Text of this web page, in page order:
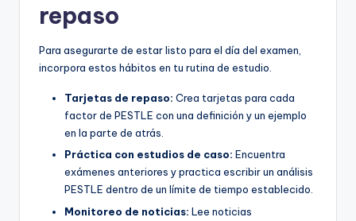
repaso
Para asegurarte de estar listo para el día del examen,
incorpora estos hábitos en tu rutina de estudio.
Tarjetas de repaso: Crea tarjetas para cada
factor de PESTLE con una definición y un ejemplo
en la parte de atrás.
Práctica con estudios de caso: Encuentra
exámenes anteriores y practica escribir un análisis
PESTLE dentro de un límite de tiempo establecido.
Monitoreo de noticias: Lee noticias